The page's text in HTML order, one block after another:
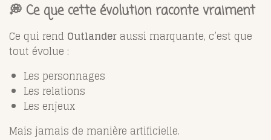
💭 Ce que cette évolution raconte vraiment
Ce qui rend Outlander aussi marquante, c’est que
tout évolue :
Les personnages
Les relations
Les enjeux
Mais jamais de manière artificielle.